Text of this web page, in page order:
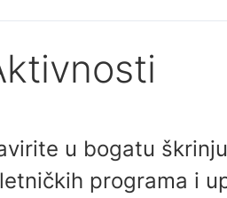
u bogatu
programa i